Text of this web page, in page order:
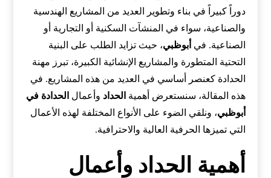
دوراً كبيراً في بناء وتطوير العديد من المشاريع الهندسية
والصناعية، سواء في المنشآت السكنية أو التجارية أو
الصناعية. في أبوظبي، حيث تزايد الطلب على البنية
التحتية المتطورة والمشاريع الإنشائية الكبيرة، تبرز مهنة
الحدادة كعنصر أساسي في العديد من هذه المشاريع. في
هذه المقالة، سنستعرض أهمية الحداد وأعمال الحدادة في
أبوظبي، ونلقي الضوء على الأنواع المختلفة لهذه الأعمال
التي تميزها الحرفية العالية والاحترافية.
أهمية الحداد وأعمال